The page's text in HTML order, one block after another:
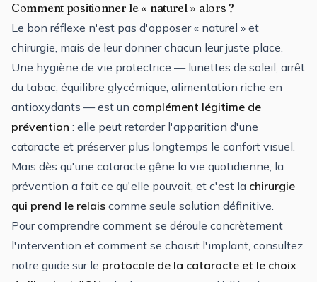
Comment positionner le « naturel » alors ?
Le bon réflexe n'est pas d'opposer « naturel » et
chirurgie, mais de leur donner chacun leur juste place.
Une hygiène de vie protectrice — lunettes de soleil, arrêt
du tabac, équilibre glycémique, alimentation riche en
antioxydants — est un complément légitime de
prévention : elle peut retarder l'apparition d'une
cataracte et préserver plus longtemps le confort visuel.
Mais dès qu'une cataracte gêne la vie quotidienne, la
prévention a fait ce qu'elle pouvait, et c'est la chirurgie
qui prend le relais comme seule solution définitive.
Pour comprendre comment se déroule concrètement
l'intervention et comment se choisit l'implant, consultez
notre guide sur le protocole de la cataracte et le choix